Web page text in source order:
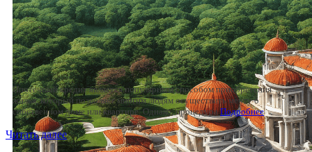
Ипотечный кредит является популярным способом приобретения
жилья, который позволяет многим людям осуществить мечту о
собственном доме или квартире. Однако, процедураПодробнее
Читать далее